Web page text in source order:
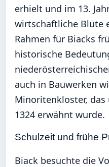
erhielt und im 13.
wirtschaftliche Blüte
Rahmen für Biacks
historische
auch in Bauwerken
Minoritenkloster,
1324 erwähnt wurde.
Schulzeit und frühe
Biack besuchte die